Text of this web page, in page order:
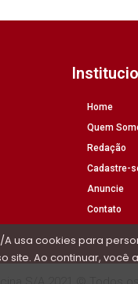
Home
Quem
Redação
Cadastre-
Anuncie
Contato
A usa cookies para
site. Ao continuar, você